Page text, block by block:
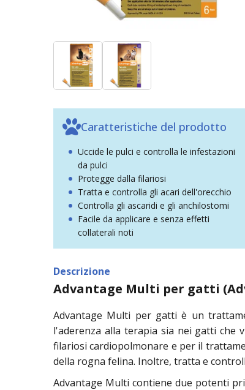
Caratteristiche del prodotto
Uccide le pulci e controlla le infestazioni
da pulci
Protegge dalla filariosi
Tratta e controlla gli acari dell'orecchio
Controlla gli ascaridi e gli anchilostomi
Facile da applicare e senza effetti
collaterali noti
Descrizione
Advantage Multi per gatti
Advantage Multi per gatti è un
l'aderenza alla terapia sia nei gatti che
filariosi cardiopolmonare e per il
della rogna felina. Inoltre, tratta e
Advantage Multi contiene due potenti